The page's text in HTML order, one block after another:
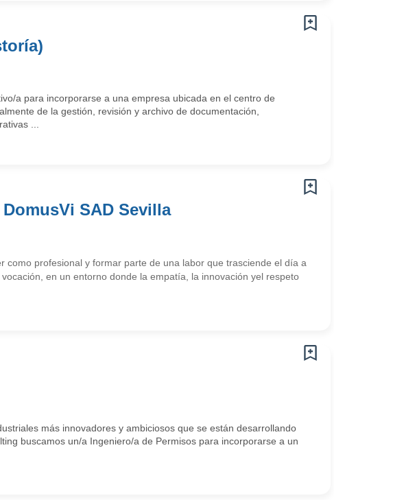
a para incorporarse a una empresa ubicada en el centro de
de la gestión, revisión y archivo de documentación,
...
SAD Sevilla
como profesional y formar parte de una labor que trasciende el día a
en un entorno donde la empatía, la innovación yel respeto
más innovadores y ambiciosos que se están desarrollando
buscamos un/a Ingeniero/a de Permisos para incorporarse a un